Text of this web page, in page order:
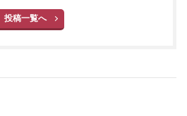
投稿一覧へ